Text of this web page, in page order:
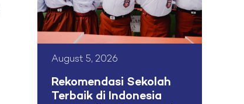
August 5, 2026
Rekomendasi Sekolah
Terbaik di Indonesia